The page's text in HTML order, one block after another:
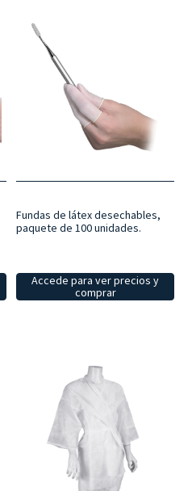
Fundas de látex desechables,
paquete de 100 unidades.
Accede para ver precios y
comprar